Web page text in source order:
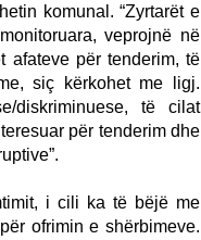
komunal. “Zyrtarët e
veprojnë në
afateve për tenderim, të
siç kërkohet me ligj.
diskriminuese, të cilat
për tenderim dhe
i cili ka të bëjë me
ofrimin e shërbimeve.